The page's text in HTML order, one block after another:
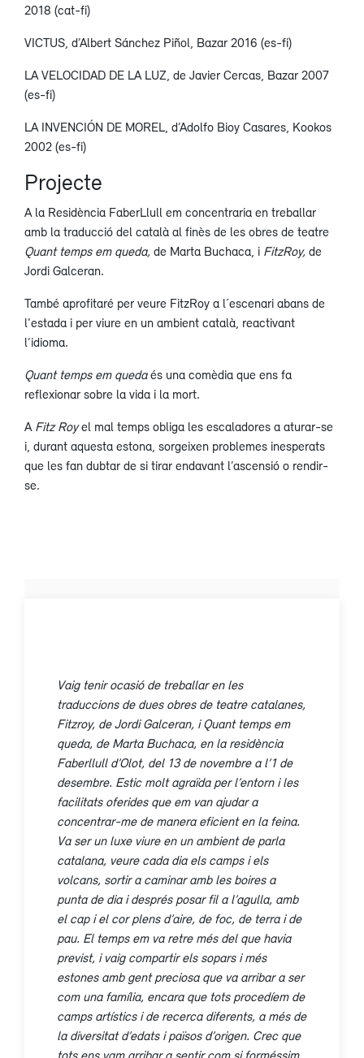
2018 (cat-fi)
VICTUS, d’Albert Sánchez Piñol, Bazar 2016 (es-fi)
LA VELOCIDAD DE LA LUZ, de Javier Cercas, Bazar 2007
(es-fi)
LA INVENCIÓN DE MOREL, d’Adolfo Bioy Casares, Kookos
2002 (es-fi)
Projecte
A la Residència FaberLlull em concentraria en treballar
amb la traducció del català al finès de les obres de teatre
Quant temps em queda, de Marta Buchaca, i FitzRoy, de
Jordi Galceran.
També aprofitaré per veure FitzRoy a l´escenari abans de
l'estada i per viure en un ambient català, reactivant
l’idioma.
Quant temps em quedaés una comèdia que ens fa
reflexionar sobre la vida i la mort.
A Fitz Royel mal temps obliga les escaladores a aturar-se
i, durant aquesta estona, sorgeixen problemes inesperats
que les fan dubtar de si tirar endavant l’ascensió o rendir-
se.
Vaig tenir ocasió de treballar en les
traduccions de dues obres de teatre catalanes,
Fitzroy, de Jordi Galceran, iQuant temps em
queda, de Marta Buchaca, en la residència
Faberllull d’Olot, del 13 de novembre a l’1 de
desembre. Estic molt agraïda per l’entorn i les
facilitats oferides que em van ajudar a
concentrar-me de manera eficient en la feina.
Va ser un luxe viure en un ambient de parla
catalana, veure cada dia els camps i els
volcans, sortir a caminar amb les boires a
punta de dia i després posar fil a l’agulla, amb
el cap i el cor plens d’aire, de foc, de terra i de
pau. El temps em va retre més del que havia
previst, i vaig compartir els sopars i més
estones amb gent preciosa que va arribar a ser
com una família, encara que tots procedíem de
camps artístics i de recerca diferents, a més de
la diversitat d’edats i països d’origen. Crec que
tots ens vam arribar a sentir com si forméssim